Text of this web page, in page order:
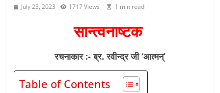
July 23, 2023 1717 Views 1 min read
सान्त्वनाष्टक
रचनाकार :- ब्र. रवीन्द्र जी ‘आत्मन्’
Table of Contents